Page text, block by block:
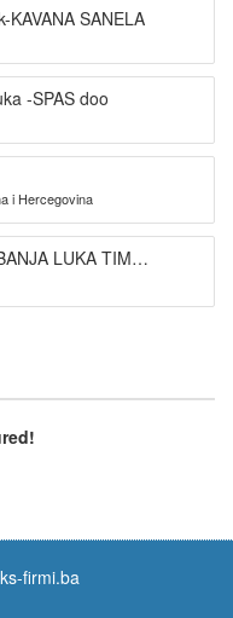
SANELA
-SPAS doo
i Hercegovina
LUKA TIM
firmi.ba